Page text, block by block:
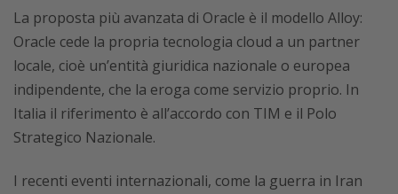
La proposta più avanzata di Oracle è il modello Alloy:
Oracle cede la propria tecnologia cloud a un partner
locale, cioè un’entità giuridica nazionale o europea
indipendente, che la eroga come servizio proprio. In
Italia il riferimento è all’accordo con TIM e il Polo
Strategico Nazionale.
I recenti eventi internazionali, come la guerra in Iran